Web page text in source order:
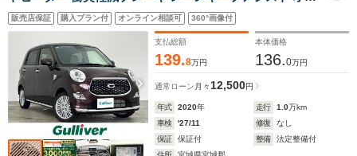
トハイビーム ドライブレコーダー ETC LEDヘッドランプ
純正15インチAW/ノーマルタイヤセット車載 フルセグTV
Bluetoothオーディオ 禁煙車
販売店保証 購入プラン付 オンライン相談可 360°画像付
支払総額
139.8万円
本体価格
136.0万円
通常ローン 月々12,500円
年式 2020年 走行 1.0万km
車検
'27/11 修復
なし
保証
保証付 整備
法定整備付